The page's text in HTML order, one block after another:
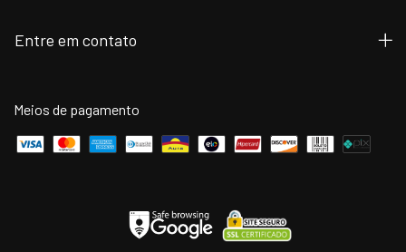
Entre em contato
Meios de pagamento